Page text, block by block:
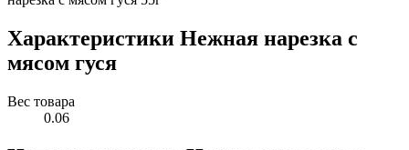
Характеристики Нежная нарезка с
мясом гуся
Вес товара
0.06